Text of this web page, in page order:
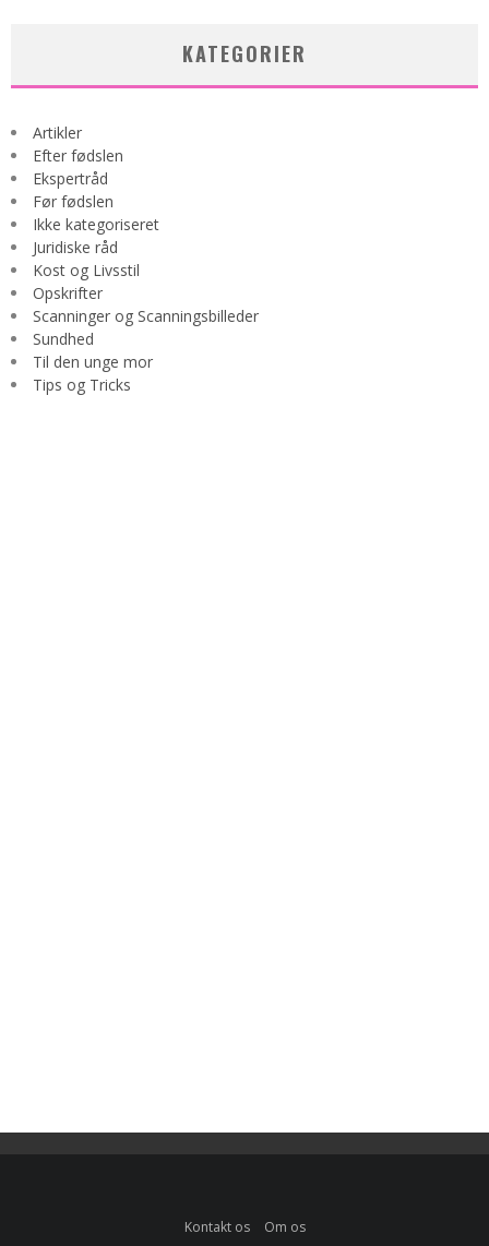
KATEGORIER
Artikler
Efter fødslen
Ekspertråd
Før fødslen
Ikke kategoriseret
Juridiske råd
Kost og Livsstil
Opskrifter
Scanninger og Scanningsbilleder
Sundhed
Til den unge mor
Tips og Tricks
Kontakt os Om os